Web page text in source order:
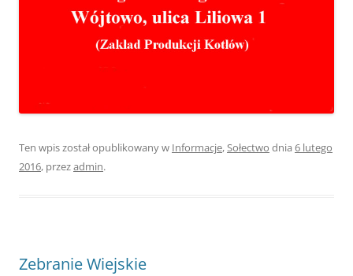
Ten wpis został opublikowany w Informacje,Sołectwo dnia 6 lutego
2016, przezadmin.
Zebranie Wiejskie